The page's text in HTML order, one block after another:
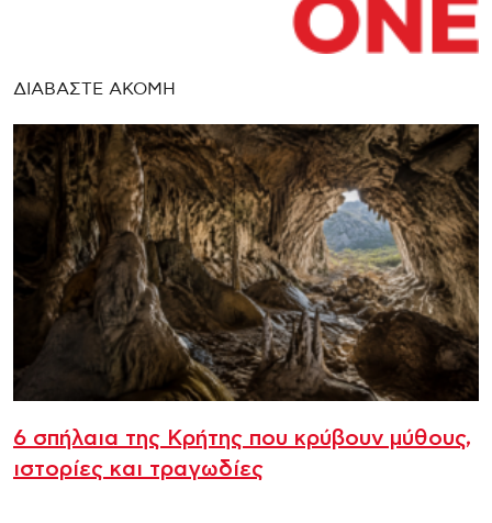
ΔΙΑΒΑΣΤΕ ΑΚΟΜΗ
6 σπήλαια της Κρήτης που κρύβουν μύθους,
ιστορίες και τραγωδίες